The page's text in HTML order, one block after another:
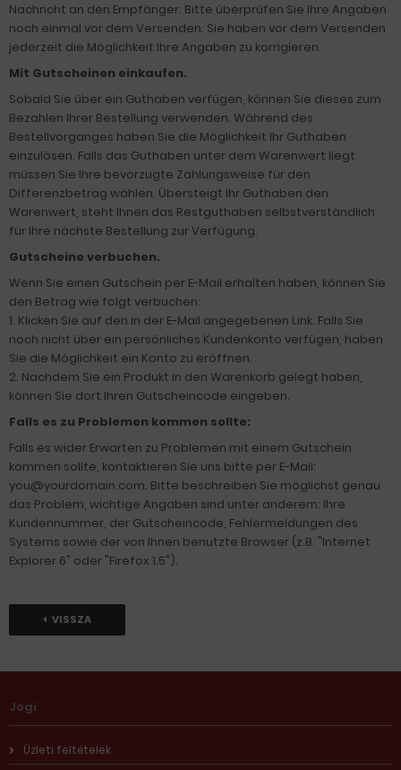
Nachricht an den Empfänger. Bitte überprüfen Sie Ihre Angaben
noch einmal vor dem Versenden. Sie haben vor dem Versenden
jederzeit die Möglichkeit Ihre Angaben zu korrigieren.
Mit Gutscheinen einkaufen.
Sobald Sie über ein Guthaben verfügen, können Sie dieses zum
Bezahlen Ihrer Bestellung verwenden. Während des
Bestellvorganges haben Sie die Möglichkeit Ihr Guthaben
einzulösen. Falls das Guthaben unter dem Warenwert liegt
müssen Sie Ihre bevorzugte Zahlungsweise für den
Differenzbetrag wählen. Übersteigt Ihr Guthaben den
Warenwert, steht Ihnen das Restguthaben selbstverständlich
für Ihre nächste Bestellung zur Verfügung.
Gutscheine verbuchen.
Wenn Sie einen Gutschein per E-Mail erhalten haben, können Sie
den Betrag wie folgt verbuchen:
1. Klicken Sie auf den in der E-Mail angegebenen Link. Falls Sie
noch nicht über ein persönliches Kundenkonto verfügen, haben
Sie die Möglichkeit ein Konto zu eröffnen.
2. Nachdem Sie ein Produkt in den Warenkorb gelegt haben,
können Sie dort Ihren Gutscheincode eingeben.
Falls es zu Problemen kommen sollte:
Falls es wider Erwarten zu Problemen mit einem Gutschein
kommen sollte, kontaktieren Sie uns bitte per E-Mail:
you@yourdomain.com. Bitte beschreiben Sie möglichst genau
das Problem, wichtige Angaben sind unter anderem: Ihre
Kundennummer, der Gutscheincode, Fehlermeldungen des
Systems sowie der von Ihnen benutzte Browser (z.B. "Internet
Explorer 6" oder "Firefox 1.5").
VISSZA
Jogi
Üzleti feltételek